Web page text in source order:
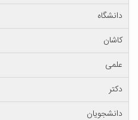
دانشگاه
کاشان
علمی
دکتر
دانشجویان